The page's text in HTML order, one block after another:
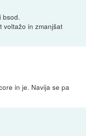
bsod.
voltažo in zmanjšat
in je. Navija se pa